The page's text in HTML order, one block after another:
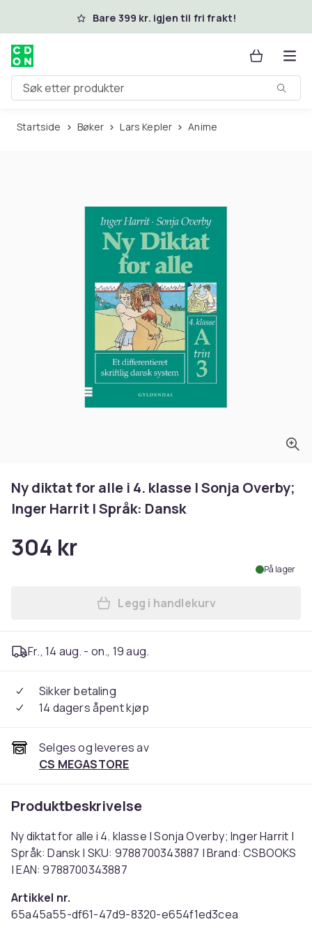
Hopp til hovedinnholdBare 399 kr. igjen til fri frakt!
Søk etter produkter
Startside Bøker Lars Kepler Anime
Ny diktat for alle i 4. klasse | Sonja Overby;
Inger Harrit | Språk: Dansk
304 kr
På lager
Legg Ny diktat for alle i 4.
Legg i handlekurv
Fr., 14 aug. - on., 19 aug.
Sikker betaling
14 dagers åpent kjøp
Selges og leveres av
CS MEGASTORE
Produktbeskrivelse
Ny diktat for alle i 4. klasse | Sonja Overby; Inger Harrit |
Språk: Dansk | SKU: 9788700343887 | Brand: CSBOOKS
| EAN: 9788700343887
Artikkel nr.
65a45a55-df61-47d9-8320-e654f1ed3cea